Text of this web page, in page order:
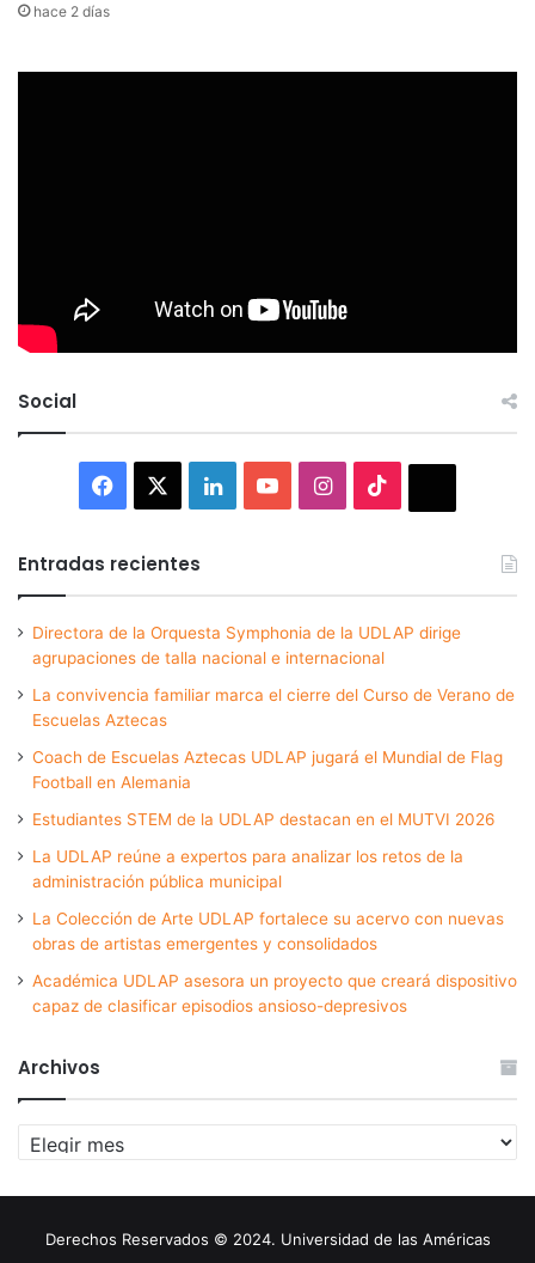
hace 2 días
Social
Facebook LinkedInYouTubeInstagram
Entradas recientes
Directora de la Orquesta Symphonia de la UDLAP dirige
agrupaciones de talla nacional e internacional
La convivencia familiar marca el cierre del Curso de Verano de
Escuelas Aztecas
Coach de Escuelas Aztecas UDLAP jugará el Mundial de Flag
Football en Alemania
Estudiantes STEM de la UDLAP destacan en el MUTVI 2026
La UDLAP reúne a expertos para analizar los retos de la
administración pública municipal
La Colección de Arte UDLAP fortalece su acervo con nuevas
obras de artistas emergentes y consolidados
Académica UDLAP asesora un proyecto que creará dispositivo
capaz de clasificar episodios ansioso-depresivos
Archivos
Archivos
Derechos Reservados © 2024. Universidad de las Américas